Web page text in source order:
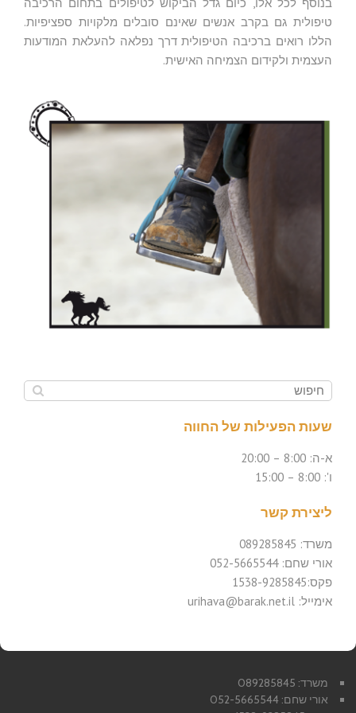
טיפולית גם בקרב אנשים שאינם סובלים מלקויות ספציפיות.
הללו רואים ברכיבה הטיפולית דרך נפלאה להעלאת המודעות
העצמית ולקידום הצמיחה האישית.
שעות הפעילות של החווה
א-ה: 8:00 – 20:00
ו': 8:00 – 15:00
ליצירת קשר
משרד: 089285845
אורי שחם: 052-5665544
פקס:1538-9285845
אימייל: urihava@barak.net.il
משרד: 089285845
אורי שחם: 052-5665544